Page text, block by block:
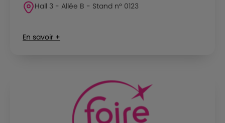
Hall 3 - Allée B - Stand n° 0123
En savoir +